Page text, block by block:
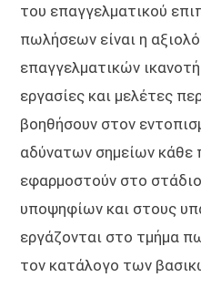
του επαγγελματικού
πωλήσεων είναι η
επαγγελματικών
εργασίες και μελέτες
βοηθήσουν στον
αδύνατων σημείων
εφαρμοστούν στο
υποψηφίων και στους
εργάζονται στο τμήμα
τον κατάλογο των